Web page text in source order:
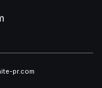
pr.com